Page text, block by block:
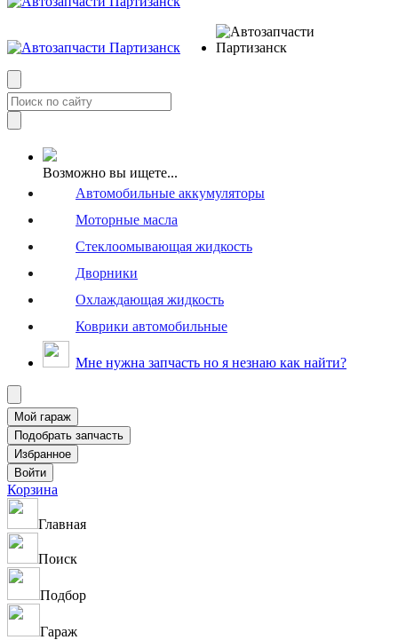
Возможно вы ищете...
Автомобильные аккумуляторы
Моторные масла
Стеклоомывающая жидкость
Дворники
Охлаждающая жидкость
Коврики автомобильные
Мне нужна запчасть но я незнаю как найти?
Корзина
Главная
Поиск
Подбор
Гараж